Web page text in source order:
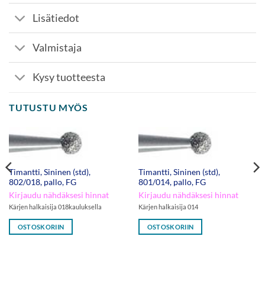
Lisätiedot
Valmistaja
Kysy tuotteesta
TUTUSTU MYÖS
Timantti, Sininen (std),
802/018, pallo, FG
Kirjaudu nähdäksesi hinnat
Kärjen halkaisija 018kauluksella
OSTOSKORIIN
Timantti, Sininen (std),
801/014, pallo, FG
Kirjaudu nähdäksesi hinnat
Kärjen halkaisija 014
OSTOSKORIIN